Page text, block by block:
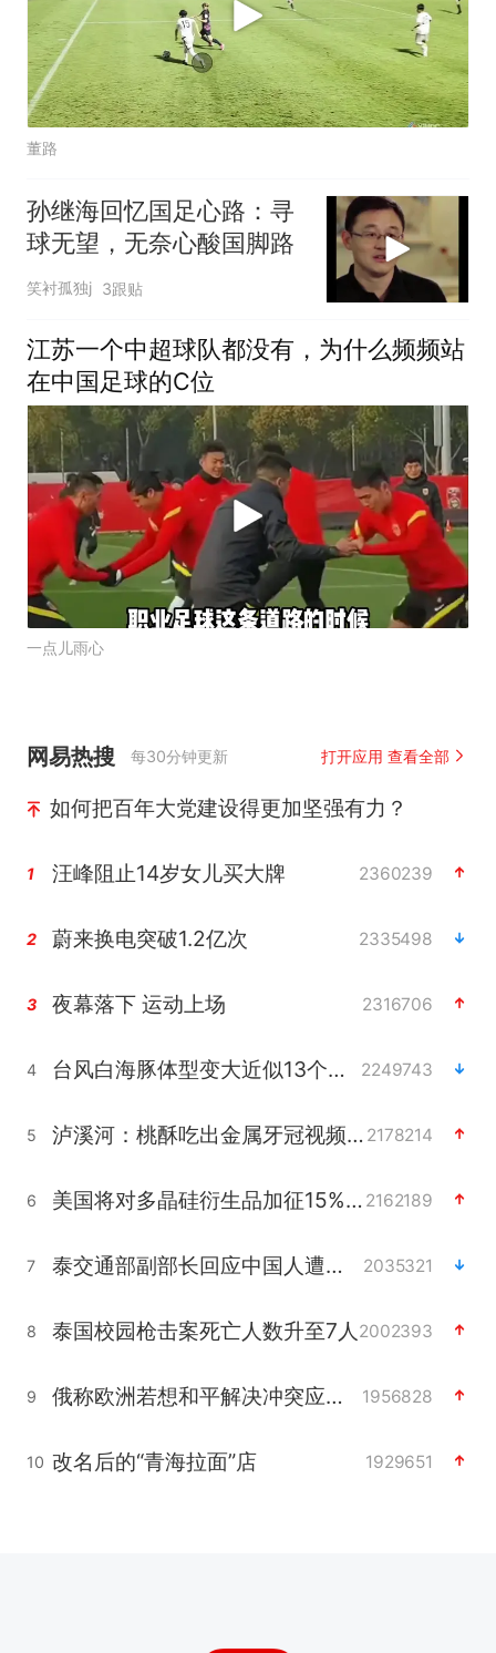
董路
孙继海回忆国足心路：寻
球无望，无奈心酸国脚路
笑衬孤独j 3跟贴
江苏一个中超球队都没有，为什么频频站
在中国足球的C位
一点儿雨心
网易热搜 每30分钟更新 打开应用 查看全部
如何把百年大党建设得更加坚强有力？
1 汪峰阻止14岁女儿买大牌 2360239
2 蔚来换电突破1.2亿次 2335498
3 夜幕落下 运动上场 2316706
4 台风白海豚体型变大近似13个浙江面积 2249743
5 泸溪河：桃酥吃出金属牙冠视频不实 2178214
6 美国将对多晶硅衍生品加征15%关税 2162189
7 泰交通部副部长回应中国人遭歧视手势 2035321
8 泰国校园枪击案死亡人数升至7人 2002393
9 俄称欧洲若想和平解决冲突应停止援乌 1956828
10 改名后的“青海拉面”店 1929651